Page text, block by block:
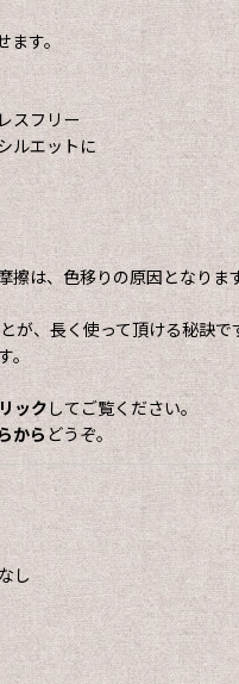
ます。
スフリー
ルエットに
は、色移りの原因となりま
が、長く使って頂ける秘訣で
。
ック してご覧ください。
からどうぞ。
し